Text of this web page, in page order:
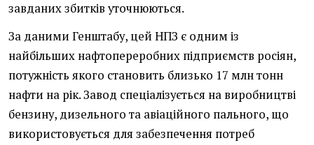
завданих збитків уточнюються.
За даними Генштабу, цей НПЗ є одним із
найбільших нафтопереробних підприємств росіян,
потужність якого становить близько 17 млн тонн
нафти на рік. Завод спеціалізується на виробництві
бензину, дизельного та авіаційного пального, що
використовується для забезпечення потреб